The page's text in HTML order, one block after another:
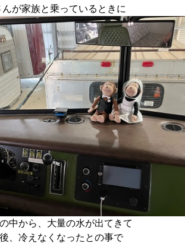
んが家族と乗っているときに
中から、大量の水が出てきて
、冷えなくなったとの事で